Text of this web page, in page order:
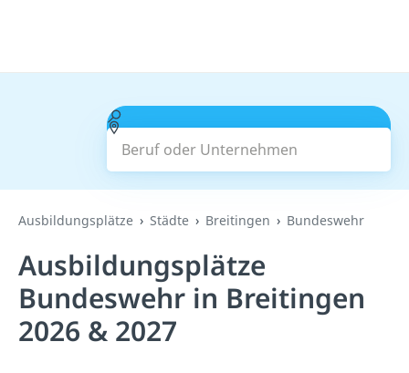
Beruf oder Unternehmen
Suchen
Ausbildungsplätze Städte Breitingen Bundeswehr
Ausbildungsplätze
Bundeswehr in Breitingen
2026 & 2027